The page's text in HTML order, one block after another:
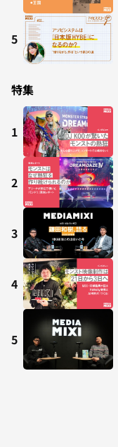
5
特集
1
2
3
4
5